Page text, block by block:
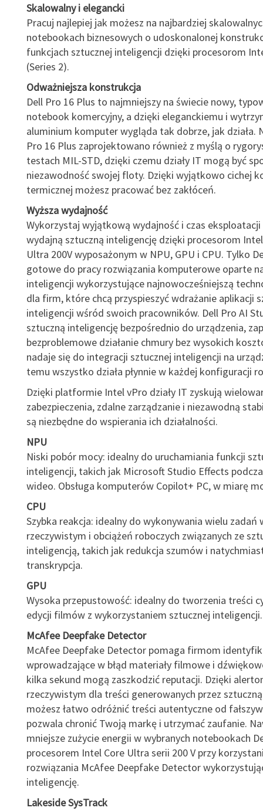
Skalowalny i elegancki
Pracuj najlepiej jak możesz na najbardziej
notebookach biznesowych o udoskonalonej
funkcjach sztucznej inteligencji dzięki procesorom
(Series 2).
Odważniejsza konstrukcja
Dell Pro 16 Plus to najmniejszy na świecie nowy,
notebook komercyjny, a dzięki eleganckiemu i
aluminium komputer wygląda tak dobrze, jak działa.
Pro 16 Plus zaprojektowano również z myślą o
testach MIL-STD, dzięki czemu działy IT mogą być
niezawodność swojej floty. Dzięki wyjątkowo cichej
termicznej możesz pracować bez zakłóceń.
Wyższa wydajność
Wykorzystaj wyjątkową wydajność i czas
wydajną sztuczną inteligencję dzięki procesorom
Ultra 200V wyposażonym w NPU, GPU i CPU. Tylko
gotowe do pracy rozwiązania komputerowe oparte
inteligencji wykorzystujące najnowocześniejszą
dla firm, które chcą przyspieszyć wdrażanie aplikacji
inteligencji wśród swoich pracowników. Dell Pro AI
sztuczną inteligencję bezpośrednio do urządzenia,
bezproblemowe działanie chmury bez wysokich
nadaje się do integracji sztucznej inteligencji na
temu wszystko działa płynnie w każdej konfiguracji
Dzięki platformie Intel vPro działy IT zyskują
zabezpieczenia, zdalne zarządzanie i niezawodną
są niezbędne do wspierania ich działalności.
NPU
Niski pobór mocy: idealny do uruchamiania funkcji
inteligencji, takich jak Microsoft Studio Effects
wideo. Obsługa komputerów Copilot+ PC, w miarę
CPU
Szybka reakcja: idealny do wykonywania wielu zadań
rzeczywistym i obciążeń roboczych związanych ze
inteligencją, takich jak redukcja szumów i
transkrypcja.
GPU
Wysoka przepustowość: idealny do tworzenia treści
edycji filmów z wykorzystaniem sztucznej inteligencji.
McAfee Deepfake Detector
McAfee Deepfake Detector pomaga firmom
wprowadzające w błąd materiały filmowe i
kilka sekund mogą zaszkodzić reputacji. Dzięki
rzeczywistym dla treści generowanych przez
możesz łatwo odróżnić treści autentyczne od
pozwala chronić Twoją markę i utrzymać zaufanie.
mniejsze zużycie energii w wybranych notebookach
procesorem Intel Core Ultra serii 200 V przy
rozwiązania McAfee Deepfake Detector
inteligencję.
Lakeside SysTrack